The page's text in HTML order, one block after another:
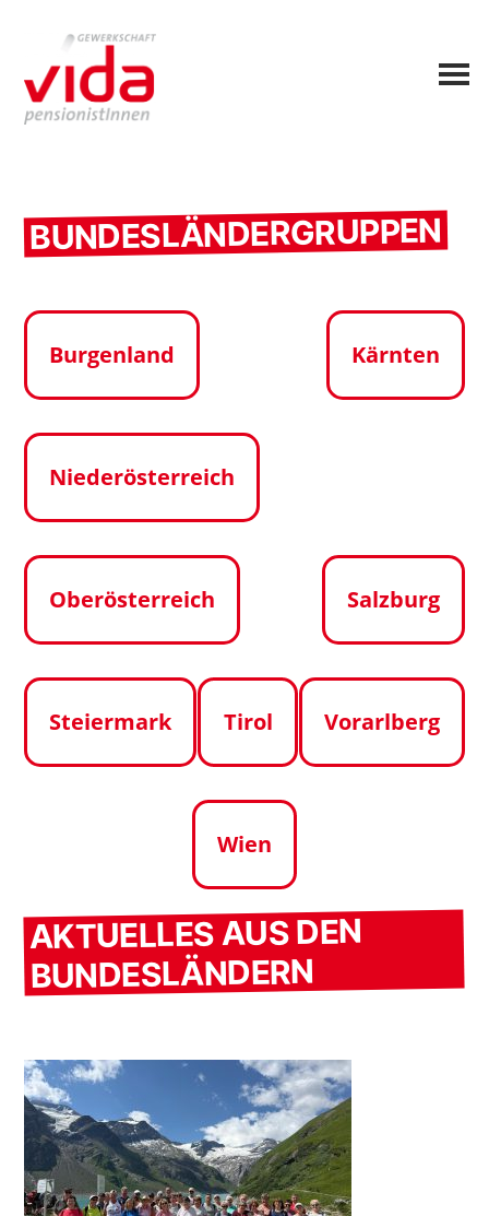
BUNDESLÄNDERGRUPPEN
Burgenland Kärnten
Niederösterreich
Oberösterreich Salzburg
Steiermark Tirol Vorarlberg
Wien
AKTUELLES AUS DEN
BUNDESLÄNDERN